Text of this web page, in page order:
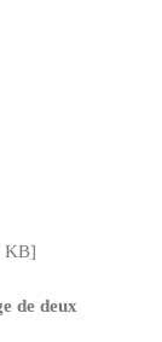
KB]
de deux